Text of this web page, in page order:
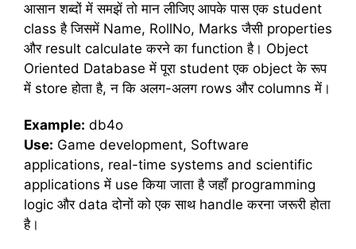
आसान शब्दों में समझें तो मान लीजिए आपके पास एक student
class है जिसमें Name, RollNo, Marks जैसी properties
और result calculate करने का function है। Object
Oriented Database में पूरा student एक object के रूप
में store होता है, न कि अलग-अलग rows और columns में।
Example: db4o
Use: Game development, Software
applications, real-time systems and scientific
applications में use किया जाता है जहाँ programming
logic और data दोनों को एक साथ handle करना जरूरी होता
है।